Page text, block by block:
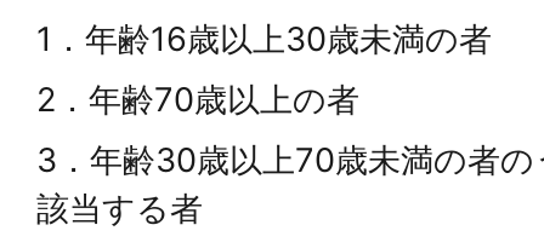
1．年齢16歳以上30歳未満の者
2．年齢70歳以上の者
3．年齢30歳以上70歳未満の者
該当する者